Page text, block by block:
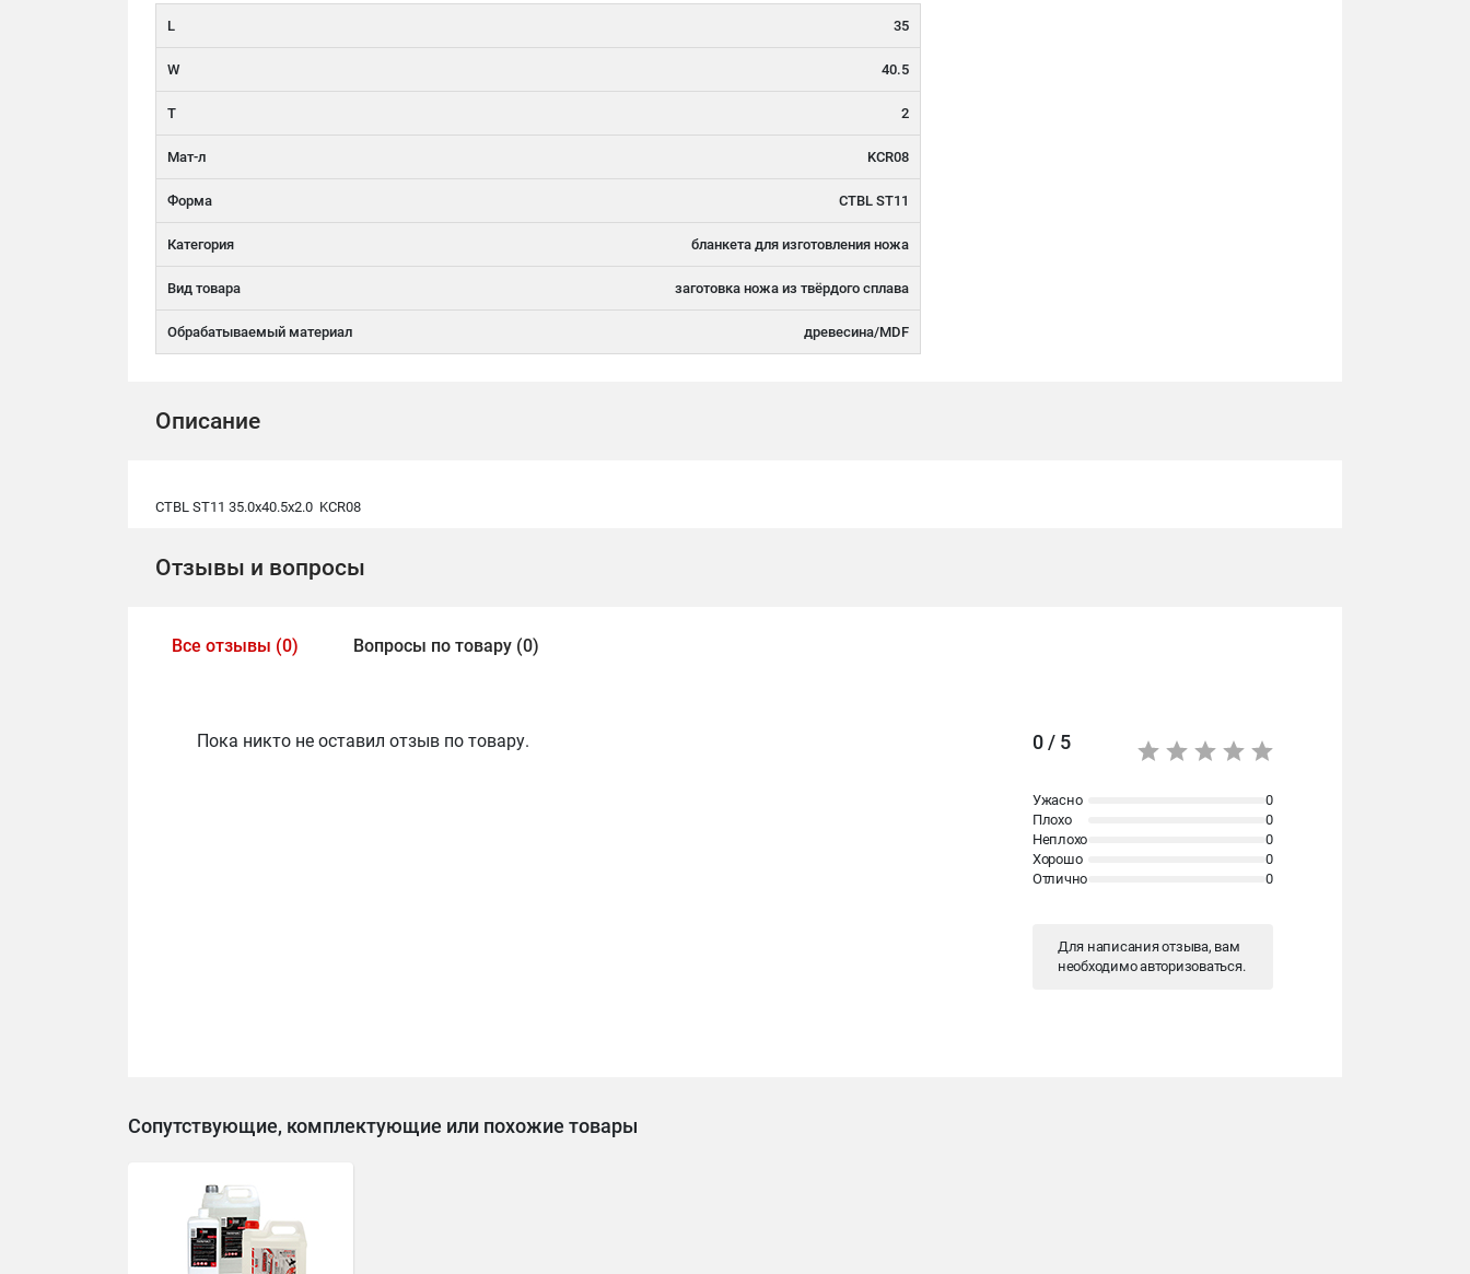
L 35
W 40.5
T 2
Мат-л KCR08
Форма CTBL ST11
Категория бланкета для изготовления ножа
Вид товара заготовка ножа из твёрдого сплава
Обрабатываемый материал древесина/MDF
Описание
CTBL ST11 35.0x40.5x2.0 KCR08
Отзывы и вопросы
Все отзывы (0) Вопросы по товару (0)
Пока никто не оставил отзыв по товару. 0 / 5
Ужасно
0
Плохо
0
Неплохо
0
Хорошо
0
Отлично
0
Для написания отзыва, вам
необходимоавторизоваться.
Сопутствующие, комплектующие или похожие товары